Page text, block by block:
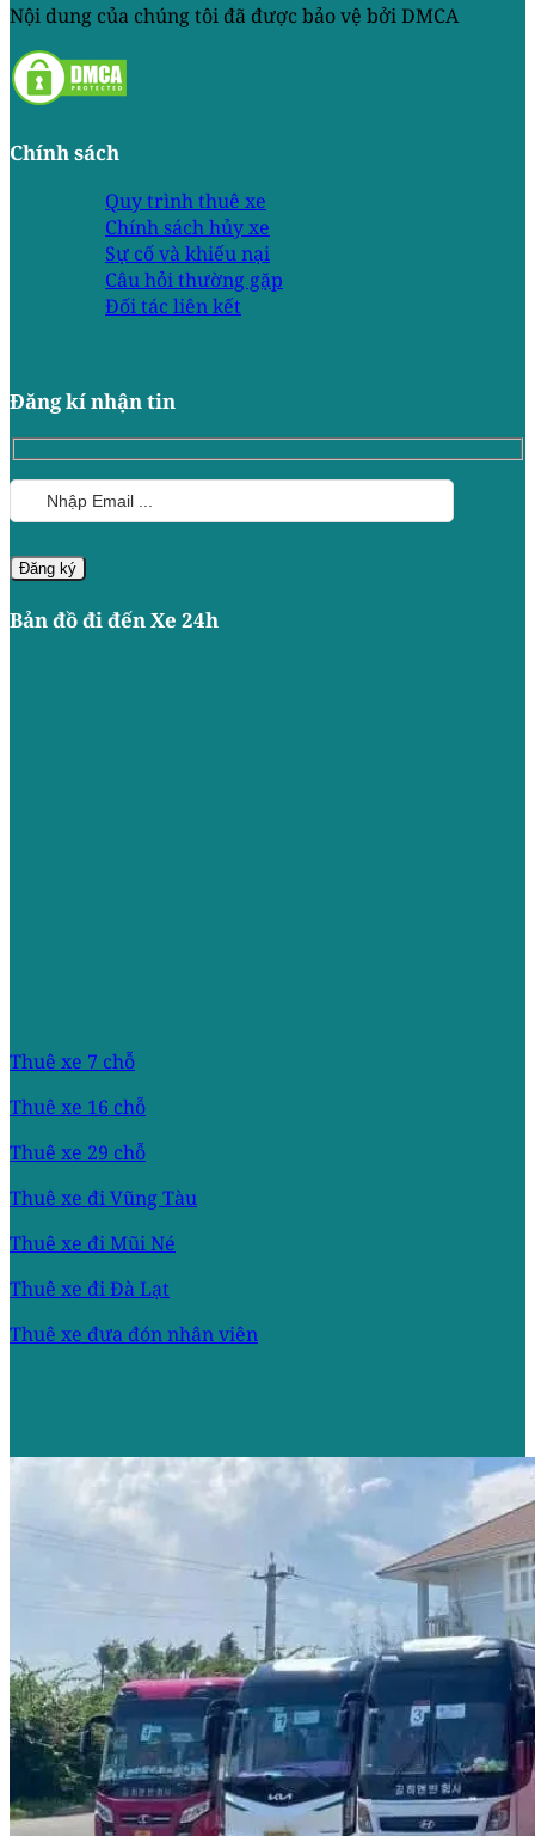
Nội dung của chúng tôi đã được bảo vệ bởi DMCA
Chính sách
Quy trình thuê xe
Chính sách hủy xe
Sự cố và khiếu nại
Câu hỏi thường gặp
Đối tác liên kết
Đăng kí nhận tin
Bản đồ đi đến Xe 24h
Thuê xe 7 chỗ
Thuê xe 16 chỗ
Thuê xe 29 chỗ
Thuê xe đi Vũng Tàu
Thuê xe đi Mũi Né
Thuê xe đi Đà Lạt
Thuê xe đưa đón nhân viên